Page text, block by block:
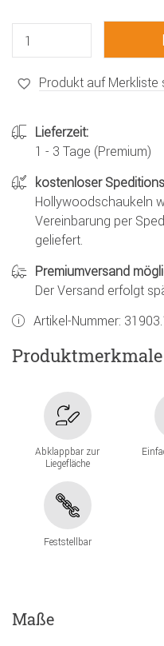
Produkt auf Merkliste
Lieferzeit:
1 - 3 Tage (Premium)
kostenloser
Hollywoodschaukeln
Vereinbarung per
geliefert.
Premiumversand
Der Versand erfolgt
Artikel-Nummer:
Produktmerkmale
Abklappbar zur
Liegefläche
Feststellbar
Maße